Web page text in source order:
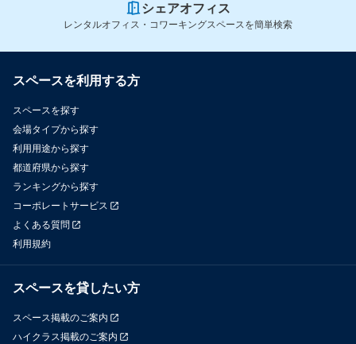
シェアオフィス
レンタルオフィス・コワーキングスペースを簡単検索
スペースを利用する方
スペースを探す
会場タイプから探す
利用用途から探す
都道府県から探す
ランキングから探す
コーポレートサービス
よくある質問
利用規約
スペースを貸したい方
スペース掲載のご案内
ハイクラス掲載のご案内